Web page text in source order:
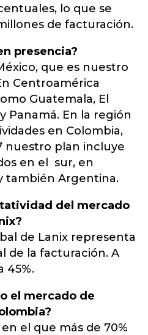
lo que se
de facturación.
presencia?
que es nuestro
Centroamérica
Guatemala, El
Panamá. En la región
en Colombia,
nuestro plan incluye
en el sur, en
también Argentina.
del mercado
de Lanix representa
de la facturación. A
45%.
el mercado de
el que más de 70%